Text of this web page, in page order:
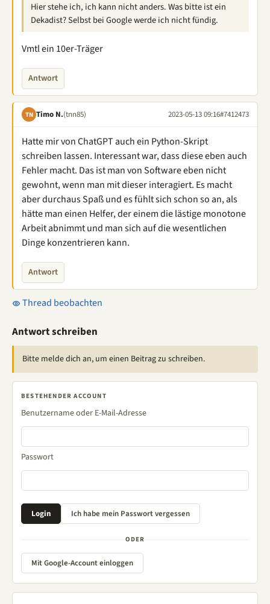
Hier stehe ich, ich kann nicht anders. Was bitte ist ein
Dekadist? Selbst bei Google werde ich nicht fündig.
Vmtl ein 10er-Träger
Antwort
TN Timo N.(tnn85) 2023-05-13 09:16#7412473
Hatte mir von ChatGPT auch ein Python-Skript
schreiben lassen. Interessant war, dass diese eben auch
Fehler macht. Das ist man von Software eben nicht
gewohnt, wenn man mit dieser interagiert. Es macht
aber durchaus Spaß und es fühlt sich schon so an, als
hätte man einen Helfer, der einem die lästige monotone
Arbeit abnimmt und man sich auf die wesentlichen
Dinge konzentrieren kann.
Antwort
Thread beobachten
Antwort schreiben
Bitte melde dich an, um einen Beitrag zu schreiben.
BESTEHENDER ACCOUNT
Benutzername oder E-Mail-Adresse
Passwort
ODER
Mit Google-Account einloggen